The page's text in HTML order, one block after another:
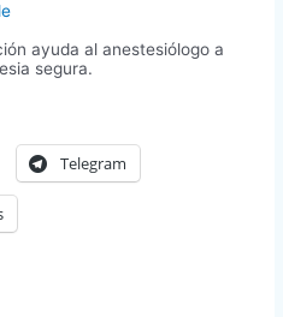
ayuda al anestesiólogo a
segura.
Telegram